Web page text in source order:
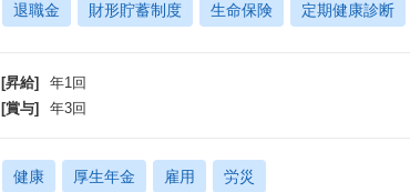
退職金 財形貯蓄制度 生命保険 定期健康診断
[昇給]
年1回
[賞与]
年3回
健康 厚生年金 雇用 労災